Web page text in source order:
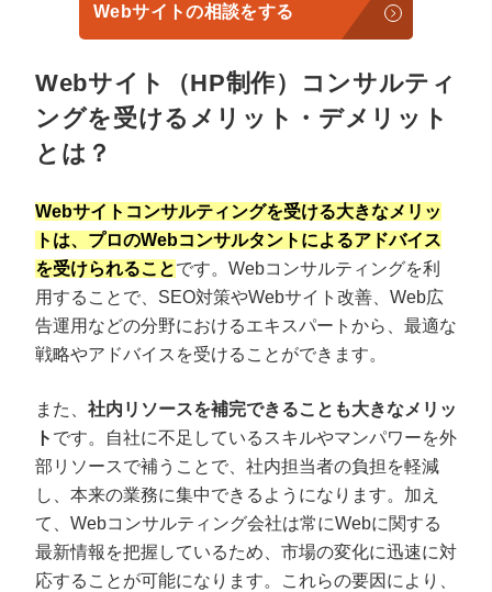
Webサイトの相談をする
Webサイト（HP制作）コンサルティ
ングを受けるメリット・デメリット
とは？
Webサイトコンサルティングを受ける大きなメリッ
トは、プロのWebコンサルタントによるアドバイス
を受けられることです。Webコンサルティングを利
用することで、SEO対策やWebサイト改善、Web広
告運用などの分野におけるエキスパートから、最適な
戦略やアドバイスを受けることができます。
また、 社内リソースを補完できることも大きなメリッ
ト です。自社に不足しているスキルやマンパワーを外
部リソースで補うことで、社内担当者の負担を軽減
し、本来の業務に集中できるようになります。加え
て、Webコンサルティング会社は常にWebに関する
最新情報を把握しているため、市場の変化に迅速に対
応することが可能になります。これらの要因により、